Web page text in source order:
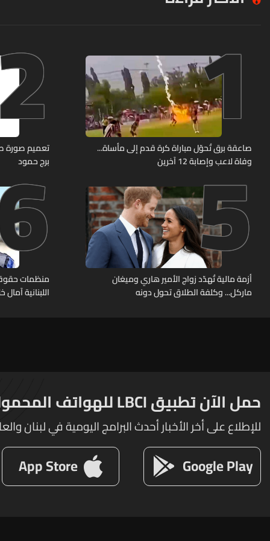
1
صاعقة برق تُحوّل مباراة كرة قدم إلى مأساة...
وفاة لاعب وإصابة 12 آخرين
برج حمود
5
أزمة مالية تُهدّد زواج الأمير هاري وميغان
ماركل... وكلفة الطلاق تحول دونه
منظمات
اللبنانية
حمل الآن تطبيق LBCI للهواتف المحمولة
للإطلاع على أخر الأخبار أحدث البرامج اليومية في لبنان
Google Play
App Store